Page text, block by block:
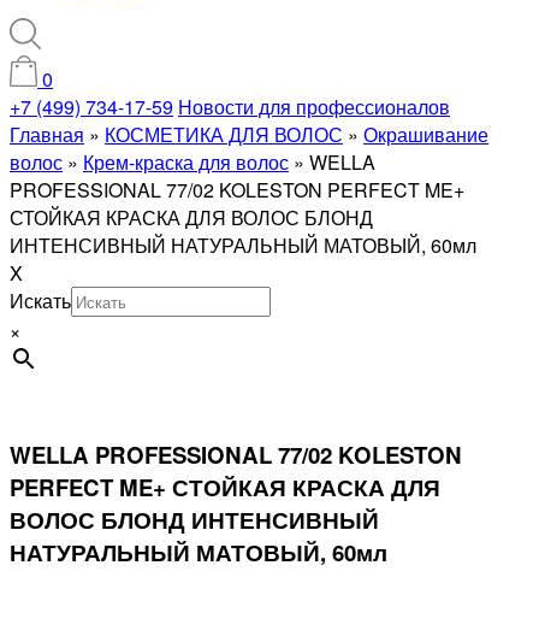
0
+7 (499) 734-17-59 Новости для профессионалов
Главная » КОСМЕТИКА ДЛЯ ВОЛОС » Окрашивание
волос » Крем-краска для волос » WELLA
PROFESSIONAL 77/02 KOLESTON PERFECT ME+
СТОЙКАЯ КРАСКА ДЛЯ ВОЛОС БЛОНД
ИНТЕНСИВНЫЙ НАТУРАЛЬНЫЙ МАТОВЫЙ, 60мл
X
Искать
×
WELLA PROFESSIONAL 77/02 KOLESTON
PERFECT ME+ СТОЙКАЯ КРАСКА ДЛЯ
ВОЛОС БЛОНД ИНТЕНСИВНЫЙ
НАТУРАЛЬНЫЙ МАТОВЫЙ, 60мл